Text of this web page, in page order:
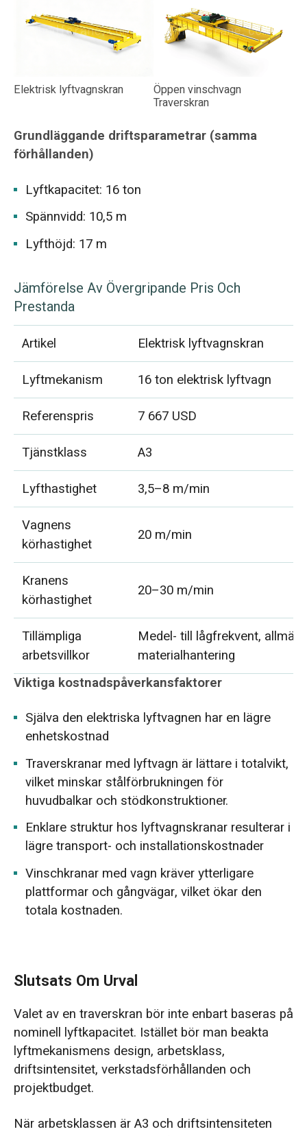
Elektrisk lyftvagnskran Öppen vinschvagn
Traverskran
Grundläggande driftsparametrar (samma
förhållanden)
Lyftkapacitet: 16 ton
Spännvidd: 10,5 m
Lyfthöjd: 17 m
Jämförelse Av Övergripande Pris Och
Prestanda
Artikel
Elektrisk lyftvagnskran
Lyftmekanism
16 ton elektrisk lyftvagn
Referenspris
7 667 USD
Tjänstklass
A3
Lyfthastighet
3,5–8 m/min
Vagnens
körhastighet
20 m/min
Kranens
körhastighet
20–30 m/min
Tillämpliga
arbetsvillkor
Medel- till lågfrekvent, allmän
materialhantering
Viktiga kostnadspåverkansfaktorer
Själva den elektriska lyftvagnen har en lägre
enhetskostnad
Traverskranar med lyftvagn är lättare i totalvikt,
vilket minskar stålförbrukningen för
huvudbalkar och stödkonstruktioner.
Enklare struktur hos lyftvagnskranar resulterar i
lägre transport- och installationskostnader
Vinschkranar med vagn kräver ytterligare
plattformar och gångvägar, vilket ökar den
totala kostnaden.
Slutsats Om Urval
Valet av en traverskran bör inte enbart baseras på
nominell lyftkapacitet. Istället bör man beakta
lyftmekanismens design, arbetsklass,
driftsintensitet, verkstadsförhållanden och
projektbudget.
När arbetsklassen är A3 och driftsintensiteten